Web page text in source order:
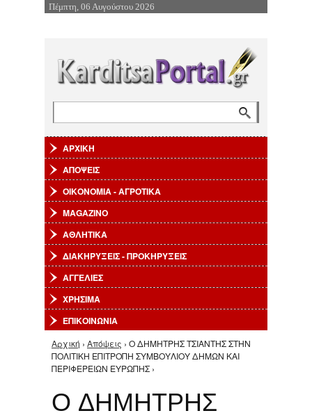
Επιστροφή στην Πλοήγηση
Πέμπτη, 06 Αυγούστου 2026
ΑΡΧΙΚΗ
ΑΠΟΨΕΙΣ
ΟΙΚΟΝΟΜΙΑ - ΑΓΡΟΤΙΚΑ
MAGAZINO
ΑΘΛΗΤΙΚΑ
ΔΙΑΚΗΡΥΞΕΙΣ - ΠΡΟΚΗΡΥΞΕΙΣ
ΑΓΓΕΛΙΕΣ
ΧΡΗΣΙΜΑ
ΕΠΙΚΟΙΝΩΝΙΑ
Είστε εδώ
Αρχική › Απόψεις › O ΔΗΜΗΤΡΗΣ ΤΣΙΑΝΤΗΣ ΣΤΗΝ
ΠΟΛΙΤΙΚΗ ΕΠΙΤΡΟΠΗ ΣΥΜΒΟΥΛΙΟΥ ΔΗΜΩΝ ΚΑΙ
ΠΕΡΙΦΕΡΕΙΩΝ ΕΥΡΩΠΗΣ ›
O ΔΗΜΗΤΡΗΣ